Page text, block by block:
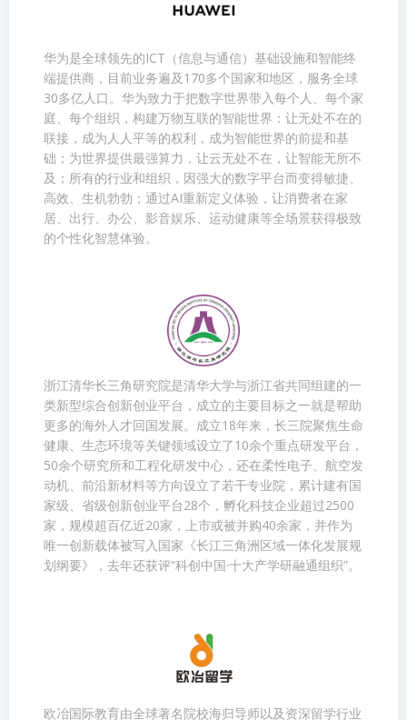
华为是全球领先的ICT（信息与通信）基础设施和智能终
端提供商，目前业务遍及170多个国家和地区，服务全球
30多亿人口。华为致力于把数字世界带入每个人、每个家
庭、每个组织，构建万物互联的智能世界：让无处不在的
联接，成为人人平等的权利，成为智能世界的前提和基
础；为世界提供最强算力，让云无处不在，让智能无所不
及；所有的行业和组织，因强大的数字平台而变得敏捷、
高效、生机勃勃；通过AI重新定义体验，让消费者在家
居、出行、办公、影音娱乐、运动健康等全场景获得极致
的个性化智慧体验。
浙江清华长三角研究院是清华大学与浙江省共同组建的一
类新型综合创新创业平台，成立的主要目标之一就是帮助
更多的海外人才回国发展。成立18年来，长三院聚焦生命
健康、生态环境等关键领域设立了10余个重点研发平台，
50余个研究所和工程化研发中心，还在柔性电子、航空发
动机、前沿新材料等方向设立了若干专业院，累计建有国
家级、省级创新创业平台28个，孵化科技企业超过2500
家，规模超百亿近20家，上市或被并购40余家，并作为
唯一创新载体被写入国家《长江三角洲区域一体化发展规
划纲要》，去年还获评“科创中国·十大产学研融通组织”。
欧冶国际教育由全球著名院校海归导师以及资深留学行业